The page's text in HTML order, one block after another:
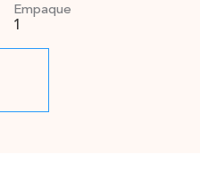
Empaque
1